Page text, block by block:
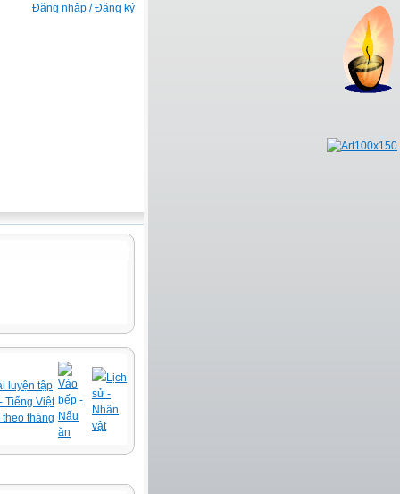
Đăng nhập / Đăng ký
luyện tập
Tiếng Việt
theo tháng
Vào
bếp -
Nấu
ăn
Lịch
sử -
Nhân
vật